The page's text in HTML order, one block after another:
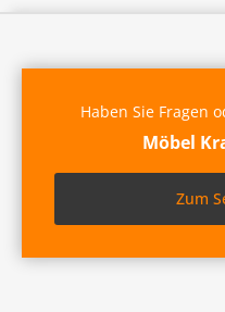
Haben Sie Fragen
Möbel
Zum